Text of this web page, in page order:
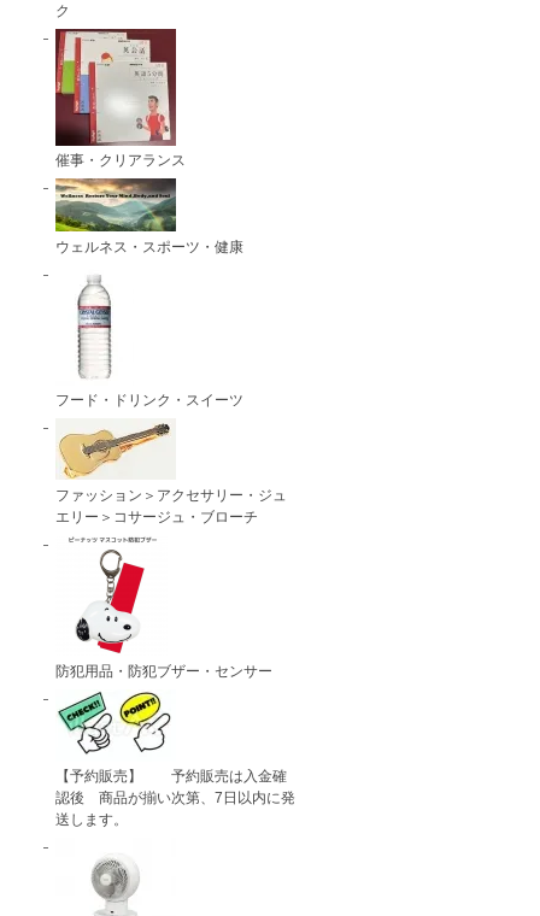
ク
催事・クリアランス
ウェルネス・スポーツ・健康
フード・ドリンク・スイーツ
ファッション＞アクセサリー・ジュ
エリー＞コサージュ・ブローチ
防犯用品・防犯ブザー・センサー
【予約販売】 予約販売は入金確
認後 商品が揃い次第、7日以内に発
送します。